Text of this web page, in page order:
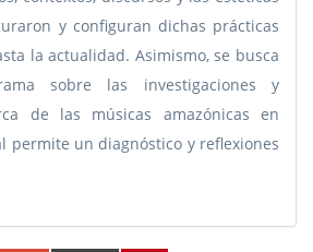
y configuran dichas prácticas
la actualidad. Asimismo, se busca
sobre las investigaciones y
de las músicas amazónicas en
permite un diagnóstico y reflexiones